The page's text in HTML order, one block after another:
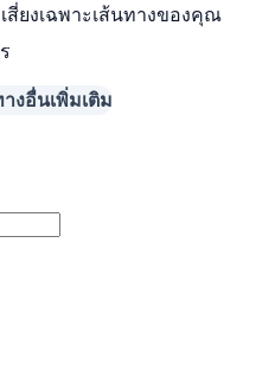
ยงเฉพาะเส้นทางของคุณ
งอื่นเพิ่มเติม